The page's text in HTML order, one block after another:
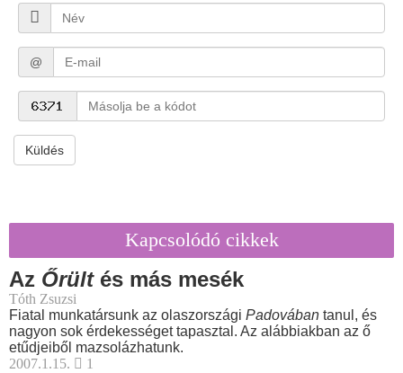
@
Küldés
Kapcsolódó cikkek
Az Őrültés más mesék
Tóth Zsuzsi
Fiatal munkatársunk az olaszországi Padovában tanul, és
nagyon sok érdekességet tapasztal. Az alábbiakban az ő
etűdjeiből mazsolázhatunk.
2007.1.15.
1